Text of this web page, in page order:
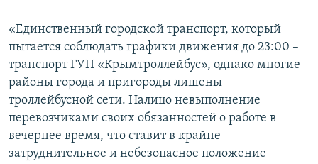
«Единственный городской транспорт, который
пытается соблюдать графики движения до 23:00 –
транспорт ГУП «Крымтроллейбус», однако многие
районы города и пригороды лишены
троллейбусной сети. Налицо невыполнение
перевозчиками своих обязанностей о работе в
вечернее время, что ставит в крайне
затруднительное и небезопасное положение